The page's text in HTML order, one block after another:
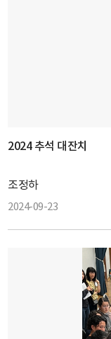
2024 추석 대잔치
조정하
2024-09-23